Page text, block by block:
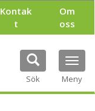
Kontak
t
Om
oss
Sök Meny